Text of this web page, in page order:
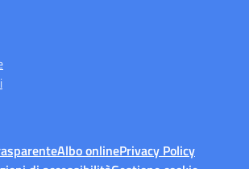
Albo onlinePrivacy Policy